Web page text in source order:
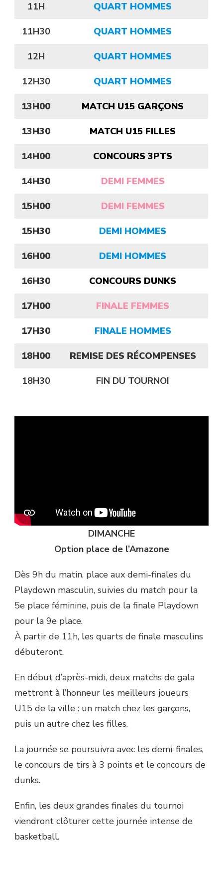
11H QUART HOMMES
11H30 QUART HOMMES
12H QUART HOMMES
12H30 QUART HOMMES
13H00 MATCH U15 GARÇONS
13H30 MATCH U15 FILLES
14H00 CONCOURS 3PTS
14H30 DEMI FEMMES
15H00 DEMI FEMMES
15H30 DEMI HOMMES
16H00 DEMI HOMMES
16H30 CONCOURS DUNKS
17H00 FINALE FEMMES
17H30 FINALE HOMMES
18H00 REMISE DES RÉCOMPENSES
18H30 FIN DU TOURNOI
DIMANCHE
Option place de l’Amazone
Dès 9h du matin, place aux demi-finales du
Playdown masculin, suivies du match pour la
5e place féminine, puis de la finale Playdown
pour la 9e place.
À partir de 11h, les quarts de finale masculins
débuteront.
En début d’après-midi, deux matchs de gala
mettront à l’honneur les meilleurs joueurs
U15 de la ville : un match chez les garçons,
puis un autre chez les filles.
La journée se poursuivra avec les demi-finales,
le concours de tirs à 3 points et le concours de
dunks.
Enfin, les deux grandes finales du tournoi
viendront clôturer cette journée intense de
basketball.